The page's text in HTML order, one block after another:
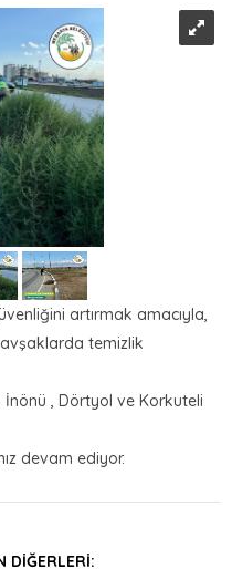
artırmak amacıyla,
temizlik
İnönü , Dörtyol ve Korkuteli
devam ediyor.
DIĞERLERI: